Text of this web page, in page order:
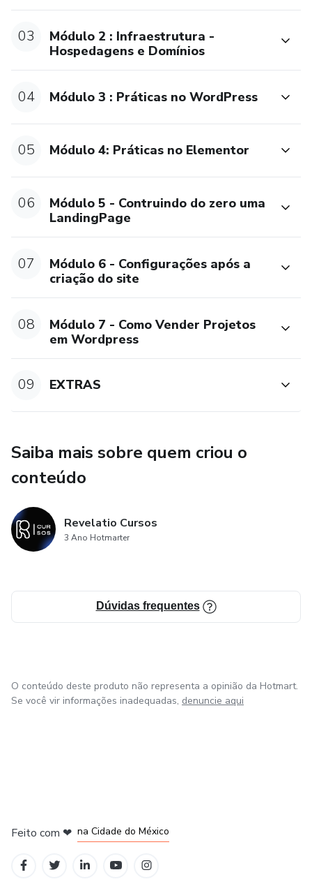
03
Módulo 2 : Infraestrutura -
Hospedagens e Domínios
04 Módulo 3 : Práticas no WordPress
05 Módulo 4: Práticas no Elementor
06
Módulo 5 - Contruindo do zero uma
LandingPage
07
Módulo 6 - Configurações após a
criação do site
08
Módulo 7 - Como Vender Projetos
em Wordpress
09 EXTRAS
Saiba mais sobre quem criou o
conteúdo
Revelatio Cursos
3 Ano Hotmarter
Dúvidas frequentes
O conteúdo deste produto não representa a opinião da Hotmart.
Se você vir informações inadequadas, denuncie aqui
Feito com ❤ na Cidade do México